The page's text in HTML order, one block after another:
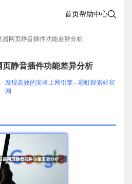
首页帮助中心
器网页静音插件功能差异分析
页静音插件功能差异分析
发现高效的安卓上网引擎 - 彩虹探索站官
网